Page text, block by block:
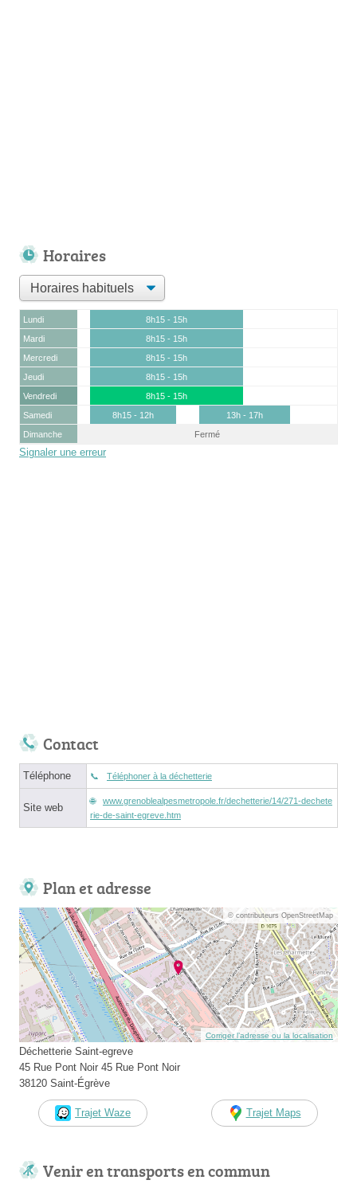
Horaires
Lundi
8h15 - 15h
Mardi
8h15 - 15h
Mercredi
8h15 - 15h
Jeudi
8h15 - 15h
Vendredi
8h15 - 15h
Samedi
8h15 - 12h
13h - 17h
Dimanche
Fermé
Signaler une erreur
Contact
Téléphone Téléphoner à la déchetterie
Site web
www.grenoblealpesmetropole.fr/dechetterie/14/271-dechete
rie-de-saint-egreve.htm
Plan et adresse
© contributeurs OpenStreetMap
Corriger l’adresse ou la localisation
Déchetterie Saint-egreve
45 Rue Pont Noir 45 Rue Pont Noir
38120 Saint-Égrève
Trajet Waze Trajet Maps
Venir en transports en commun